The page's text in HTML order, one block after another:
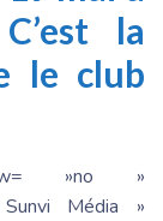
la
le club
»no »
Média »